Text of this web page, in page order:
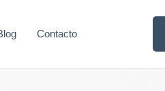
Contacto